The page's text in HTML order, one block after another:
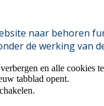
naar behoren
de werking van
en alle cookies
tabblad opent.